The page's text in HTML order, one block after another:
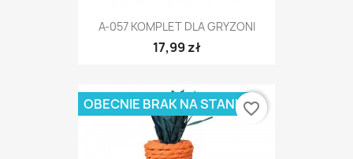
A-057 KOMPLET DLA GRYZONI
17,99 zł
OBECNIE BRAK NA STANIEfavorite_border